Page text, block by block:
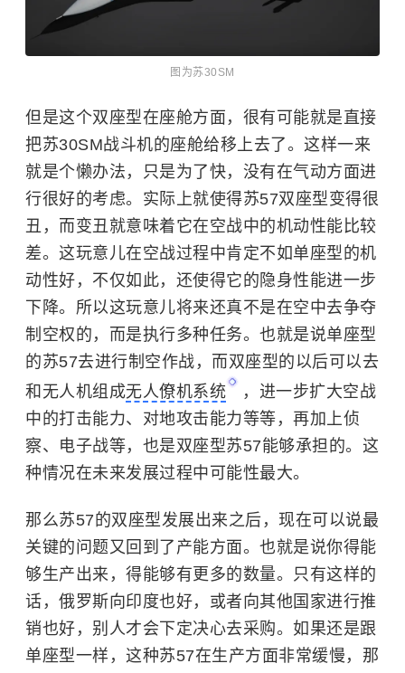
图为苏30SM
但是这个双座型在座舱方面，很有可能就是直接
把苏30SM战斗机的座舱给移上去了。这样一来
就是个懒办法，只是为了快，没有在气动方面进
行很好的考虑。实际上就使得苏57双座型变得很
丑，而变丑就意味着它在空战中的机动性能比较
差。这玩意儿在空战过程中肯定不如单座型的机
动性好，不仅如此，还使得它的隐身性能进一步
下降。所以这玩意儿将来还真不是在空中去争夺
制空权的，而是执行多种任务。也就是说单座型
的苏57去进行制空作战，而双座型的以后可以去
和无人机组成无人僚机系统
，进一步扩大空战
中的打击能力、对地攻击能力等等，再加上侦
察、电子战等，也是双座型苏57能够承担的。这
种情况在未来发展过程中可能性最大。
那么苏57的双座型发展出来之后，现在可以说最
关键的问题又回到了产能方面。也就是说你得能
够生产出来，得能够有更多的数量。只有这样的
话，俄罗斯向印度也好，或者向其他国家进行推
销也好，别人才会下定决心去采购。如果还是跟
单座型一样，这种苏57在生产方面非常缓慢，那